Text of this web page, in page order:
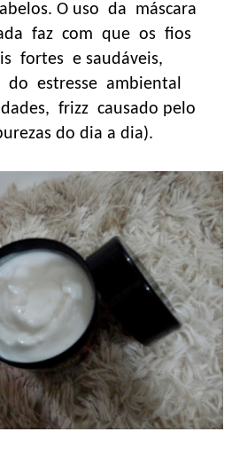
O uso da máscara
faz com que os fios
fortes e saudáveis,
do estresse ambiental
frizz causado pelo
do dia a dia).